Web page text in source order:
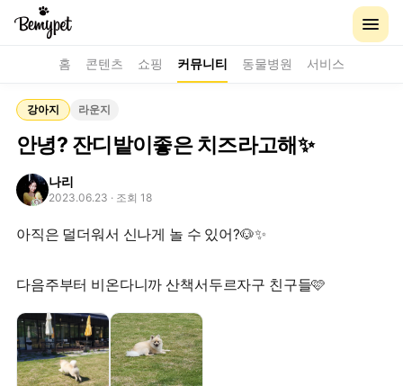
홈 콘텐츠 쇼핑 커뮤니티 동물병원 서비스
강아지 라운지
안녕? 잔디밭이좋은 치즈라고해✨️
나리
2023.06.23 · 조회 18
아직은 덜더워서 신나게 놀 수 있어?🐶✨️
다음주부터 비온다니까 산책서두르자구 친구들🩷